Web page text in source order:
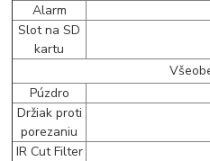
Alarm
Slot na SD
kartu
Púzdro
Držiak proti
porezaniu
IR Cut Filter